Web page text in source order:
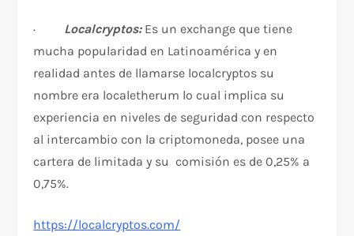
· Localcryptos:Es un exchange que tiene
mucha popularidad en Latinoamérica y en
realidad antes de llamarse localcryptos su
nombre era localetherum lo cual implica su
experiencia en niveles de seguridad con respecto
al intercambio con la criptomoneda, posee una
cartera de limitada y su comisión es de 0,25% a
0,75%.
https://localcryptos.com/